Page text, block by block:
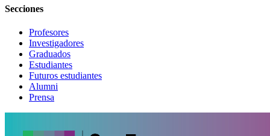
Secciones
Profesores
Investigadores
Graduados
Estudiantes
Futuros estudiantes
Alumni
Prensa